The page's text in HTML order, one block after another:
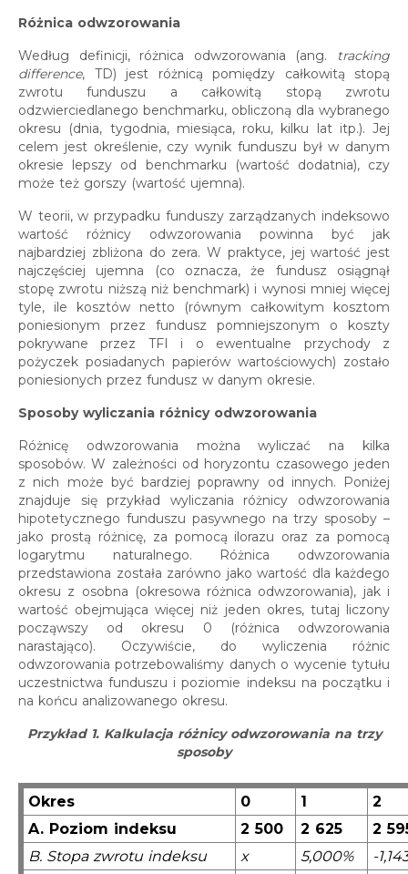
Różnica odwzorowania
Według definicji, różnica odwzorowania (ang.
tracking
difference, TD) jest różnicą pomiędzy całkowitą stopą
zwrotu funduszu a całkowitą stopą zwrotu
odzwierciedlanego benchmarku, obliczoną dla wybranego
okresu (dnia, tygodnia, miesiąca, roku, kilku lat itp.). Jej
celem jest określenie, czy wynik funduszu był w danym
okresie lepszy od benchmarku (wartość dodatnia), czy
może też gorszy (wartość ujemna).
W teorii, w przypadku funduszy zarządzanych indeksowo
wartość różnicy odwzorowania powinna być jak
najbardziej zbliżona do zera. W praktyce, jej wartość jest
najczęściej ujemna (co oznacza, że fundusz osiągnął
stopę zwrotu niższą niż benchmark) i wynosi mniej więcej
tyle, ile kosztów netto (równym całkowitym kosztom
poniesionym przez fundusz pomniejszonym o koszty
pokrywane przez TFI i o ewentualne przychody z
pożyczek posiadanych papierów wartościowych) zostało
poniesionych przez fundusz w danym okresie.
Sposoby wyliczania różnicy odwzorowania
Różnicę odwzorowania można wyliczać na kilka
sposobów. W zależności od horyzontu czasowego jeden
z nich może być bardziej poprawny od innych. Poniżej
znajduje się przykład wyliczania różnicy odwzorowania
hipotetycznego funduszu pasywnego na trzy sposoby –
jako prostą różnicę, za pomocą ilorazu oraz za pomocą
logarytmu naturalnego. Różnica odwzorowania
przedstawiona została zarówno jako wartość dla każdego
okresu z osobna (okresowa różnica odwzorowania), jak i
wartość obejmująca więcej niż jeden okres, tutaj liczony
począwszy od okresu 0 (różnica odwzorowania
narastająco). Oczywiście, do wyliczenia różnic
odwzorowania potrzebowaliśmy danych o wycenie tytułu
uczestnictwa funduszu i poziomie indeksu na początku i
na końcu analizowanego okresu.
Przykład 1. Kalkulacja różnicy odwzorowania na trzy
sposoby
Okres 0 1
2
A. Poziom indeksu
2 500 2 625
2
B. Stopa zwrotu indeksu
x 5,000%
-